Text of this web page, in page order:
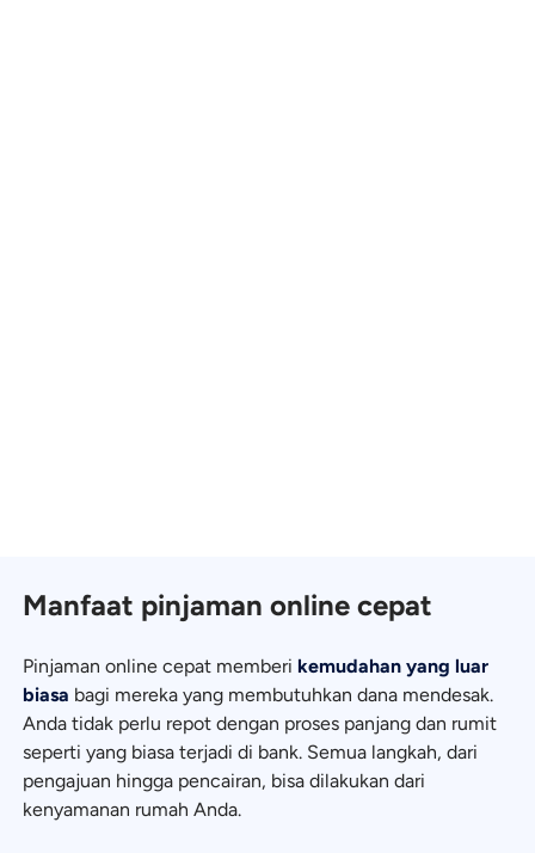
Manfaat pinjaman online cepat
Pinjaman online cepat memberi kemudahan yang luar
biasa bagi mereka yang membutuhkan dana mendesak.
Anda tidak perlu repot dengan proses panjang dan rumit
seperti yang biasa terjadi di bank. Semua langkah, dari
pengajuan hingga pencairan, bisa dilakukan dari
kenyamanan rumah Anda.